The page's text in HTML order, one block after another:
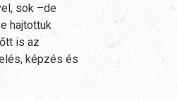
sok –de
hajtottuk
is az
képzés és